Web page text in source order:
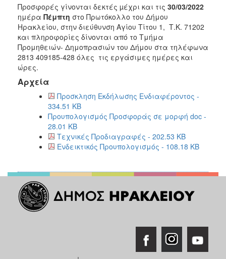
ΤΟΠΟΣ
ΠΟΛΙΤΙΣΜΟΣ
Προσφορές γίνονται δεκτές µέχρι και τις 30/03/2022
ημέρα Πέμπτη στο Πρωτόκολλο του Δήμου
Ηρακλείου, στην διεύθυνση Αγίου Τίτου 1, Τ.Κ. 71202
και πληροφορίες δίνονται από το Τμήμα
Προμηθειών- Δημοπρασιών του Δήμου στα τηλέφωνα
2813 409185-428 όλες τις εργάσιμες ημέρες και
ώρες.
Αρχεία
Προσκληση Εκδήλωσης Ενδιαφέροντος -
334.51 KB
Προυπολογισμός Προσφοράς σε μορφή doc -
28.01 KB
Τεχνικές Προδιαγραφές - 202.53 KB
Ενδεικτικός Προυπολογισμός - 108.18 KB